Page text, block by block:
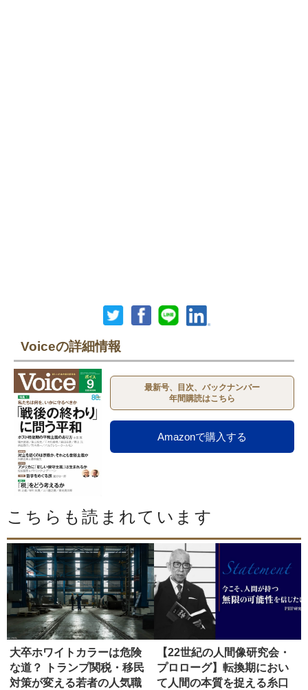
Voiceの詳細情報
最新号、目次、バックナンバー
年間購読はこちら
Amazonで購入する
こちらも読まれています
大卒ホワイトカラーは危険
な道？ トランプ関税・移民
対策が変える若者の人気職
【22世紀の人間像研究会・
プロローグ】転換期におい
て人間の本質を捉える糸口